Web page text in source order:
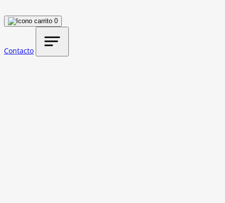
0
Contacto